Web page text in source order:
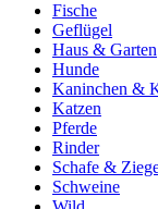
Fische
Geflügel
Haus & Garten
Hunde
Kaninchen &
Katzen
Pferde
Rinder
Schafe &
Schweine